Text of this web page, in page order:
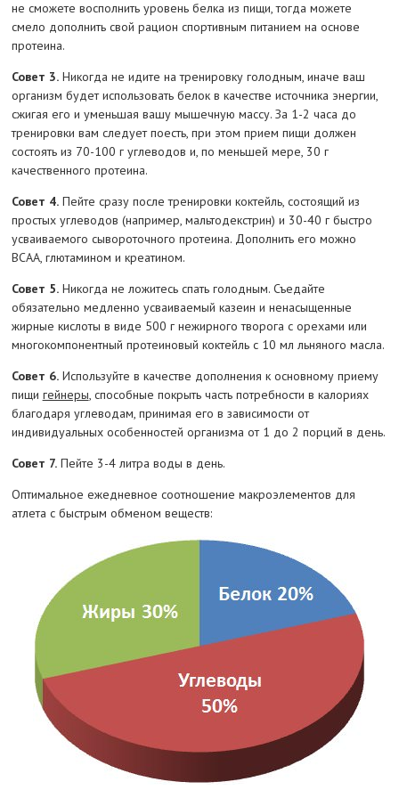
не сможете восполнить уровень белка из пищи, тогда можете
смело дополнить свой рацион спортивным питанием на основе
протеина.
Совет 3.Никогда не идите на тренировку голодным, иначе ваш
организм будет использовать белок в качестве источника энергии,
сжигая его и уменьшая вашу мышечную массу. За 1-2 часа до
тренировки вам следует поесть, при этом прием пищи должен
состоять из 70-100 г углеводов и, по меньшей мере, 30 г
качественного протеина.
Совет 4.Пейте сразу после тренировки коктейль, состоящий из
простых углеводов (например, мальтодекстрин) и 30-40 г быстро
усваиваемого сывороточного протеина. Дополнить его можно
BCAA, глютамином и креатином.
Совет 5.Никогда не ложитесь спать голодным. Съедайте
обязательно медленно усваиваемый казеин и ненасыщенные
жирные кислоты в виде 500 г нежирного творога с орехами или
многокомпонентный протеиновый коктейль с 10 мл льняного масла.
Совет 6.Используйте в качестве дополнения к основному приему
пищи гейнеры, способные покрыть часть потребности в калориях
благодаря углеводам, принимая его в зависимости от
индивидуальных особенностей организма от 1 до 2 порций в день.
Совет 7.Пейте 3-4 литра воды в день.
Оптимальное ежедневное соотношение макроэлементов для
атлета с быстрым обменом веществ: